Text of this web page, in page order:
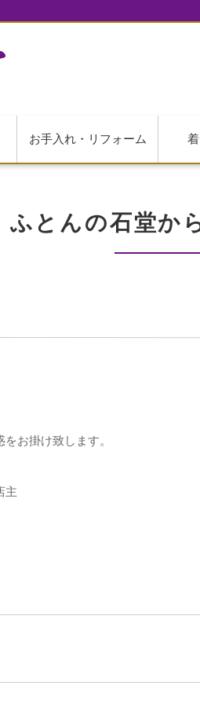
お手入れ・リフォーム
ふとんの石堂か
お掛け致します。